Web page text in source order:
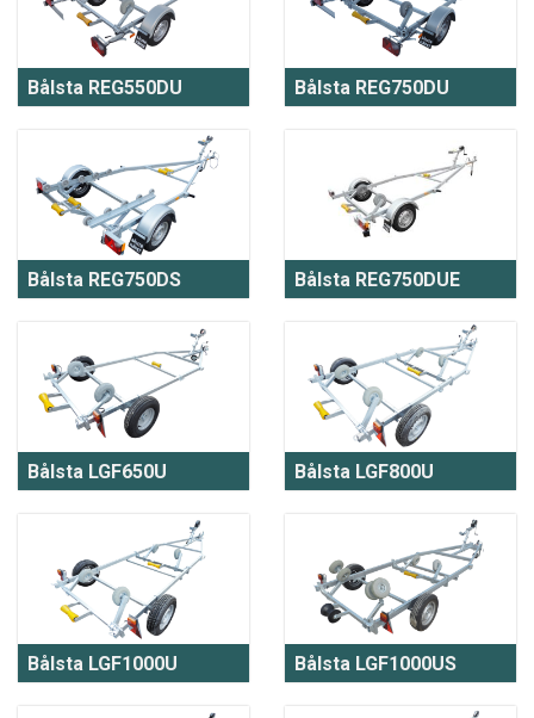
Bålsta REG550DU Bålsta REG750DU
Bålsta REG750DS Bålsta REG750DUE
Bålsta LGF650U Bålsta LGF800U
Bålsta LGF1000U Bålsta LGF1000US